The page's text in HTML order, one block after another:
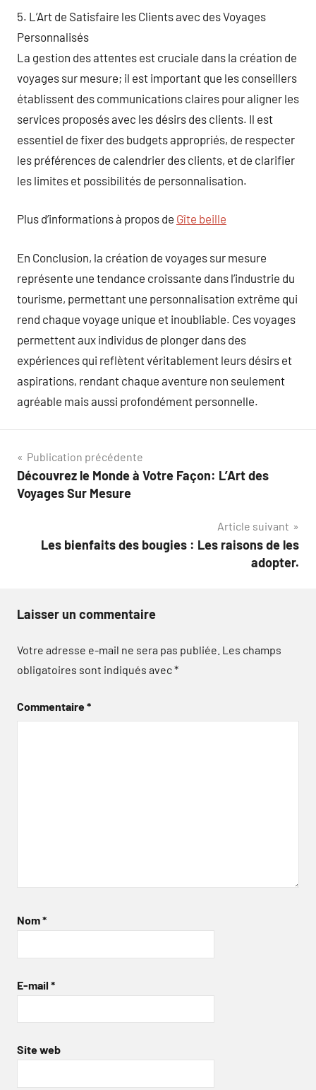
5. L’Art de Satisfaire les Clients avec des Voyages
Personnalisés
La gestion des attentes est cruciale dans la création de
voyages sur mesure; il est important que les conseillers
établissent des communications claires pour aligner les
services proposés avec les désirs des clients. Il est
essentiel de fixer des budgets appropriés, de respecter
les préférences de calendrier des clients, et de clarifier
les limites et possibilités de personnalisation.
Plus d’informations à propos de Gîte beille
En Conclusion, la création de voyages sur mesure
représente une tendance croissante dans l’industrie du
tourisme, permettant une personnalisation extrême qui
rend chaque voyage unique et inoubliable. Ces voyages
permettent aux individus de plonger dans des
expériences qui reflètent véritablement leurs désirs et
aspirations, rendant chaque aventure non seulement
agréable mais aussi profondément personnelle.
Navigation
de
Publication précédente
Découvrez le Monde à Votre Façon: L’Art des
Voyages Sur Mesure
Article suivant
Les bienfaits des bougies : Les raisons de les
adopter.
Laisser un commentaire
Votre adresse e-mail ne sera pas publiée. Les champs
obligatoires sont indiqués avec*
Commentaire*
Nom*
E-mail *
Site web